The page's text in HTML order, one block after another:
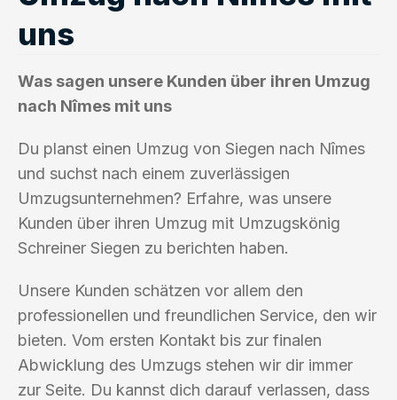
uns
Was sagen unsere Kunden über ihren Umzug
nach Nîmes mit uns
Du planst einen Umzug von Siegen nach Nîmes
und suchst nach einem zuverlässigen
Umzugsunternehmen? Erfahre, was unsere
Kunden über ihren Umzug mit Umzugskönig
Schreiner Siegen zu berichten haben.
Unsere Kunden schätzen vor allem den
professionellen und freundlichen Service, den wir
bieten. Vom ersten Kontakt bis zur finalen
Abwicklung des Umzugs stehen wir dir immer
zur Seite. Du kannst dich darauf verlassen, dass